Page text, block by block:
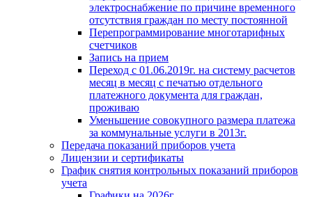
электроснабжение по причине временного
отсутствия граждан по месту постоянной
Перепрограммирование многотарифных
счетчиков
Запись на прием
Переход с 01.06.2019г. на систему расчетов
месяц в месяц с печатью отдельного
платежного документа для граждан,
проживаю
Уменьшение совокупного размера платежа
за коммунальные услуги в 2013г.
Передача показаний приборов учета
Лицензии и сертификаты
График снятия контрольных показаний приборов
учета